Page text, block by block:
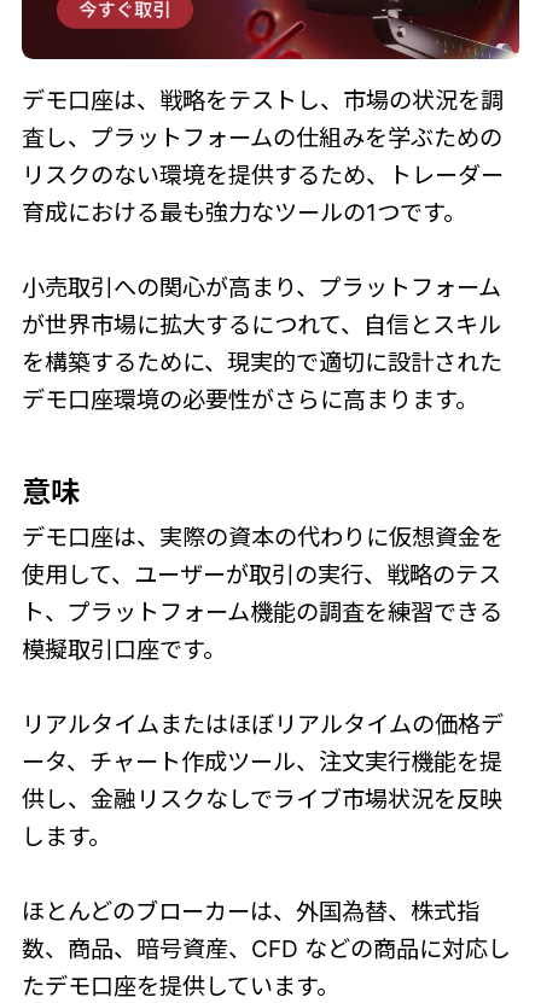
デモ口座は、戦略をテストし、市場の状況を調
査し、プラットフォームの仕組みを学ぶための
リスクのない環境を提供するため、トレーダー
育成における最も強力なツールの1つです。
小売取引への関心が高まり、プラットフォーム
が世界市場に拡大するにつれて、自信とスキル
を構築するために、現実的で適切に設計された
デモ口座環境の必要性がさらに高まります。
意味
デモ口座は、実際の資本の代わりに仮想資金を
使用して、ユーザーが取引の実行、戦略のテス
ト、プラットフォーム機能の調査を練習できる
模擬取引口座です。
リアルタイムまたはほぼリアルタイムの価格デ
ータ、チャート作成ツール、注文実行機能を提
供し、金融リスクなしでライブ市場状況を反映
します。
ほとんどのブローカーは、外国為替、株式指
数、商品、暗号資産、CFD などの商品に対応し
たデモ口座を提供しています。